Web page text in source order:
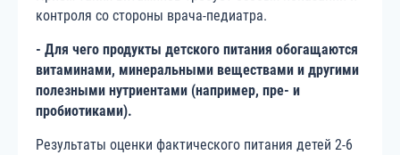
контроля со стороны врача-педиатра.
- Для чего продукты детского питания обогащаются
витаминами, минеральными веществами и другими
полезными нутриентами (например, пре- и
пробиотиками).
Результаты оценки фактического питания детей 2-6